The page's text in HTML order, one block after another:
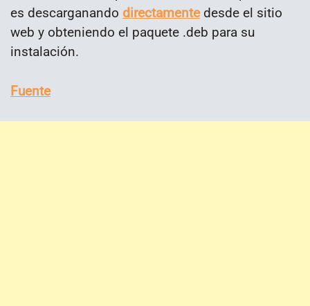
es descarganando directamentedesde el sitio
web y obteniendo el paquete .deb para su
instalación.
Fuente